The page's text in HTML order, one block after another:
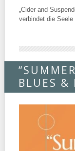
„Cider and
verbindet die
BLUES &